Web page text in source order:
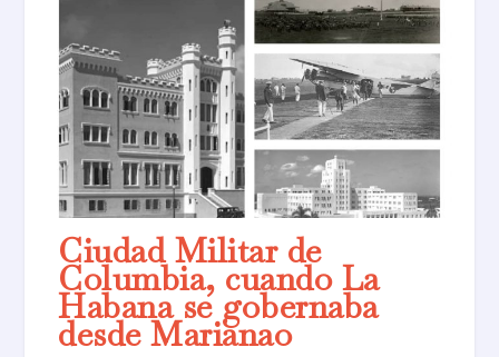
Ciudad Militar de
Columbia, cuando La
Habana se gobernaba
desde Marianao